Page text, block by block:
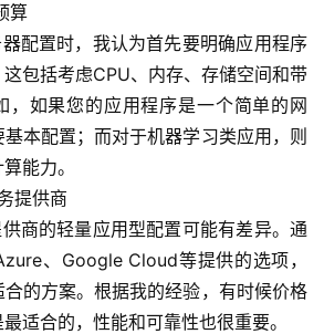
算
配置时，我认为首先要明确应用程序
包括考虑CPU、内存、存储空间和带
，如果您的应用程序是一个简单的网
本配置；而对于机器学习类应用，则
能力。
提供商
商的轻量应用型配置可能有差异。通
、Google Cloud等提供的选项，
的方案。根据我的经验，有时候价格
适合的，性能和可靠性也很重要。